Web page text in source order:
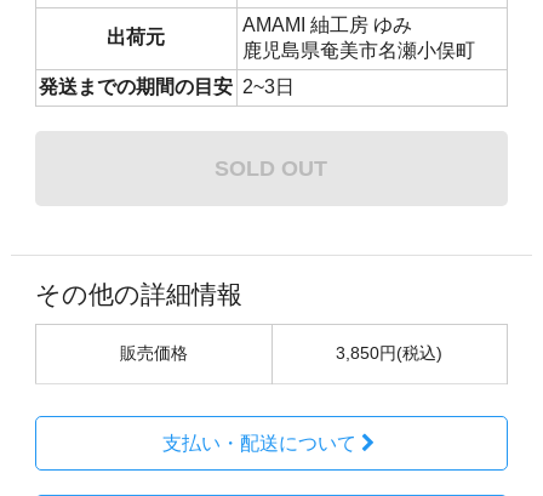
出荷元
AMAMI 紬工房 ゆみ
鹿児島県奄美市名瀬小俣町
発送までの期間の目安 2~3日
SOLD OUT
その他の詳細情報
販売価格 3,850円(税込)
支払い・配送について